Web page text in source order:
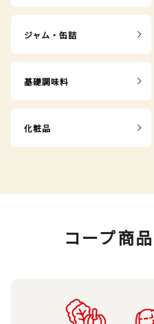
ジャム・缶詰
基礎調味料
化粧品
コープ商